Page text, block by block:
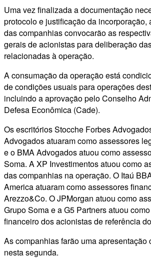
Uma vez finalizada a documentação
protocolo e justificação da incorporação,
das companhias convocarão as
gerais de acionistas para deliberação
relacionadas à operação.
A consumação da operação está
de condições usuais para operações
incluindo a aprovação pelo Conselho
Defesa Econômica (Cade).
Os escritórios Stocche Forbes
Advogados atuaram como assessores
e o BMA Advogados atuou como
Soma. A XP Investimentos atuou como
das companhias na operação. O Itaú
America atuaram como assessores
Arezzo&Co. O JPMorgan atuou como
Grupo Soma e a G5 Partners atuou
financeiro dos acionistas de referência
As companhias farão uma apresentação
nesta segunda.